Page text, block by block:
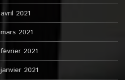
avril 2021
mars 2021
février 2021
janvier 2021